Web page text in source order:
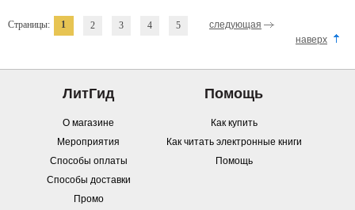
Страницы: 1 2 3 4 5
следующая
наверх
ЛитГид
О магазине
Мероприятия
Способы оплаты
Способы доставки
Промо
Помощь
Как купить
Как читать электронные книги
Помощь